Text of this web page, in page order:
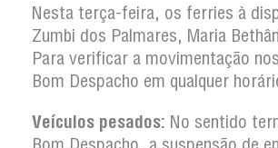
Nesta terça-feira, os ferries à
Zumbi dos Palmares, Maria
Para verificar a movimentação
Bom Despacho em qualquer
Veículos pesados: No sentido